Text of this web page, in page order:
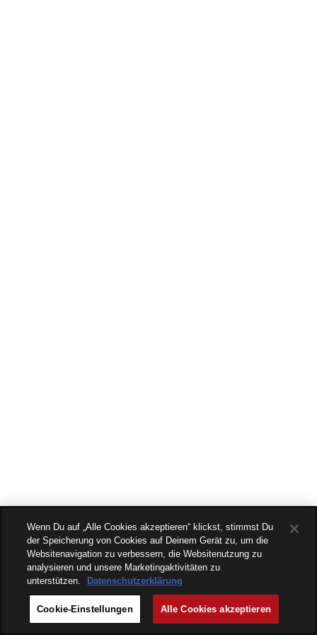
Wenn Du auf „Alle Cookies akzeptieren“ klickst, stimmst Du
der Speicherung von Cookies auf Deinem Gerät zu, um die
Websitenavigation zu verbessern, die Websitenutzung zu
analysieren und unsere Marketingaktivitäten zu
unterstützen.
Datenschutzerklärung
Cookie-Einstellungen Alle Cookies akzeptieren